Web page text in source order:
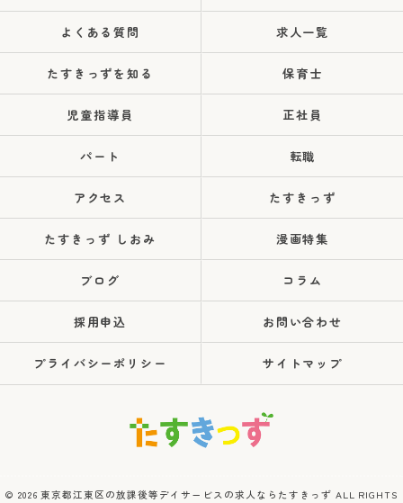
よくある質問 求人一覧
たすきっずを知る 保育士
児童指導員 正社員
パート 転職
アクセス たすきっず
たすきっず しおみ 漫画特集
ブログ コラム
採用申込 お問い合わせ
プライバシーポリシー サイトマップ
© 2026 東京都江東区の放課後等デイサービスの求人ならたすきっず ALL RIGHTS